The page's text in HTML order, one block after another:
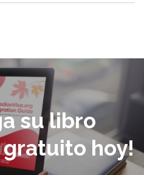
su libro
hoy!